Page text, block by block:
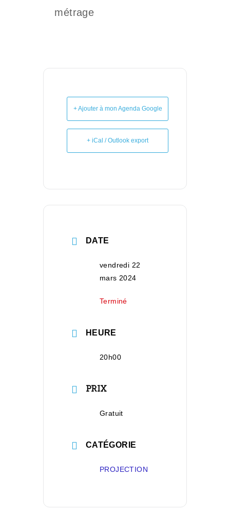
métrage
+ Ajouter à mon Agenda Google
+ iCal / Outlook export
DATE
vendredi 22
mars 2024
Terminé
HEURE
20h00
PRIX
Gratuit
CATÉGORIE
PROJECTION